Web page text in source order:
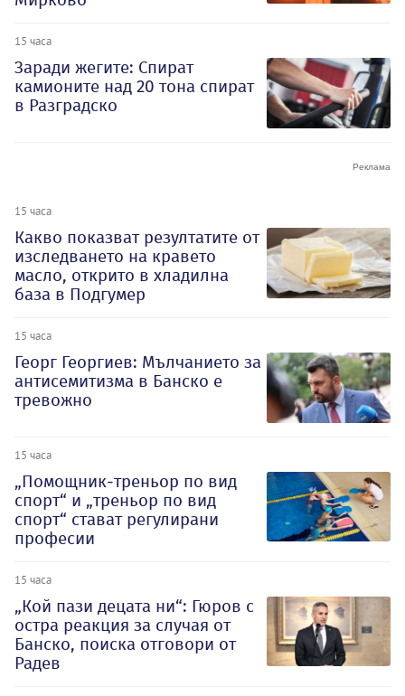
15 часа
Заради жегите: Спират
камионите над 20 тона спират
в Разградско
15 часа
Какво показват резултатите от
изследването на кравето
масло, открито в хладилна
база в Подгумер
15 часа
Георг Георгиев: Мълчанието за
антисемитизма в Банско е
тревожно
15 часа
„Помощник-треньор по вид
спорт“ и „треньор по вид
спорт“ стават регулирани
професии
15 часа
„Кой пази децата ни“: Гюров с
остра реакция за случая от
Банско, поиска отговори от
Радев